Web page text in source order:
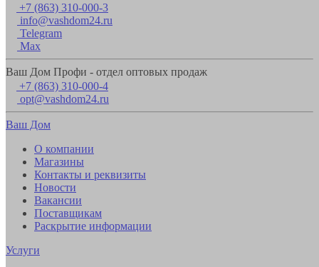
+7 (863) 310-000-3
info@vashdom24.ru
Telegram
Max
Ваш Дом Профи - отдел оптовых продаж
+7 (863) 310-000-4
opt@vashdom24.ru
Ваш Дом
О компании
Магазины
Контакты и реквизиты
Новости
Вакансии
Поставщикам
Раскрытие информации
Услуги